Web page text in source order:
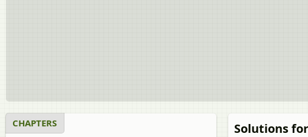
CHAPTERS Solutions